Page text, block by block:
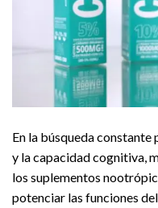
En la búsqueda
y la capacidad cognitiva,
los suplementos
potenciar las funciones